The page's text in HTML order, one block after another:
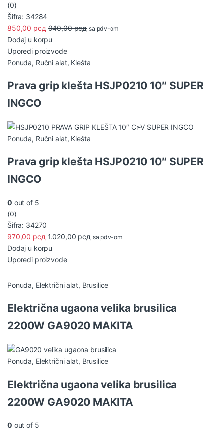
(0)
Šifra: 34284
850,00 рсд 940,00рсд sa pdv-om
Dodaj u korpu
Uporedi proizvode
Ponuda, Ručni alat, Klešta
Prava grip klešta HSJP0210 10″ SUPER
INGCO
Ponuda, Ručni alat, Klešta
Prava grip klešta HSJP0210 10″ SUPER
INGCO
0 out of 5
(0)
Šifra: 34270
970,00 рсд 1.020,00рсд sa pdv-om
Dodaj u korpu
Uporedi proizvode
Ponuda, Električni alat, Brusilice
Električna ugaona velika brusilica
2200W GA9020 MAKITA
Ponuda, Električni alat, Brusilice
Električna ugaona velika brusilica
2200W GA9020 MAKITA
0 out of 5